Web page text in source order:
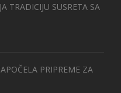
TRADICIJU SUSRETA SA
PRIPREME ZA